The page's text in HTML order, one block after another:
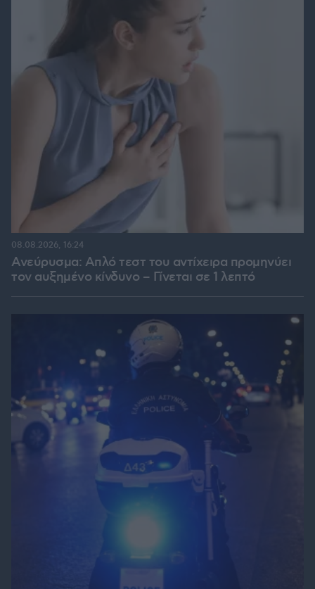
Ανεύρυσμα: Απλό τεστ του αντίχειρα προμηνύει
τον αυξημένο κίνδυνο – Γίνεται σε 1 λεπτό
08.08.2026, 16:24